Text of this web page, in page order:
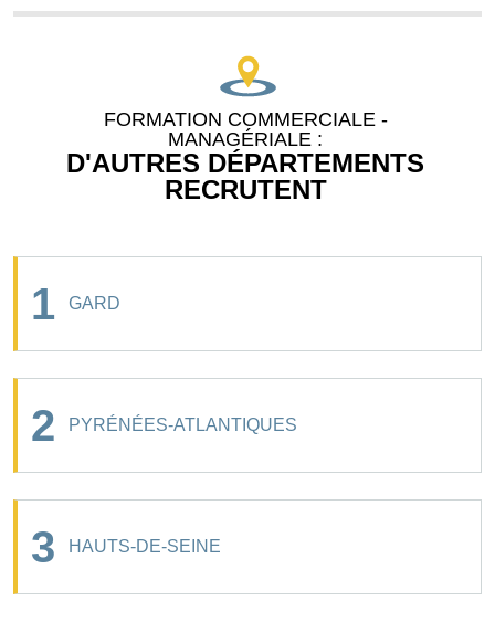
FORMATION COMMERCIALE -
MANAGÉRIALE :
D'AUTRES DÉPARTEMENTS
RECRUTENT
1 GARD
2 PYRÉNÉES-ATLANTIQUES
3 HAUTS-DE-SEINE